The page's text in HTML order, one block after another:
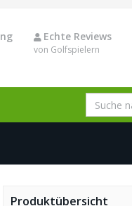
Echte Reviews
von Golfspielern
Produktübersicht